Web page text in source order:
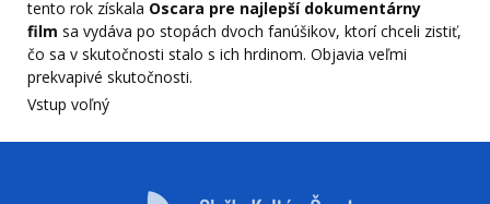
tento rok získala Oscara pre najlepší dokumentárny
film sa vydáva po stopách dvoch fanúšikov, ktorí chceli zistiť,
čo sa v skutočnosti stalo s ich hrdinom. Objavia veľmi
prekvapivé skutočnosti.
Vstup voľný